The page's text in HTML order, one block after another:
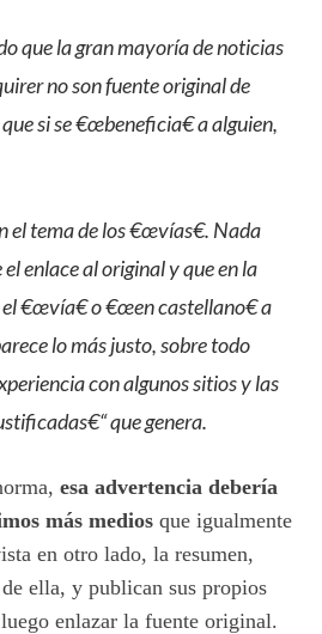
que la gran mayoría de noticias
no son fuente original de
si se €œbeneficia€ a alguien,
el tema de los €œvías€. Nada
enlace al original y que en la
€œvía€ o €œen castellano€ a
lo más justo, sobre todo
con algunos sitios y las
que genera.
esa advertencia debería
más medios que igualmente
en otro lado, la resumen,
ella, y publican sus propios
enlazar la fuente original.